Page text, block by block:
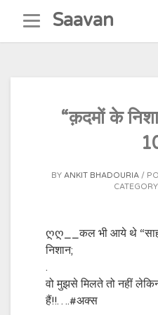
content
Saavan
“क़दमों के
BY ANKIT BHADOURIA
ღღ__कल भी आये थे
निशान;
.
वो मुझसे मिलते तो नहीं
हैं!!….‪#‎अक्स